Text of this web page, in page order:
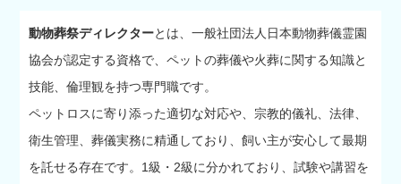
動物葬祭ディレクターとは、一般社団法人日本動物葬儀霊園
協会が認定する資格で、ペットの葬儀や火葬に関する知識と
技能、倫理観を持つ専門職です。
ペットロスに寄り添った適切な対応や、宗教的儀礼、法律、
衛生管理、葬儀実務に精通しており、飼い主が安心して最期
を託せる存在です。1級・2級に分かれており、試験や講習を